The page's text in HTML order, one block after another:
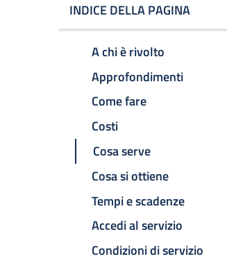
INDICE DELLA PAGINA
A chi è rivolto
Approfondimenti
Come fare
Costi
Cosa serve
Cosa si ottiene
Tempi e scadenze
Accedi al servizio
Condizioni di servizio